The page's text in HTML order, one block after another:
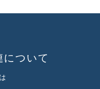
について